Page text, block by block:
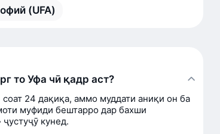
(UFA)
то Уфа чӣ қадр аст?
24 дақиқа, аммо муддати аниқи он ба
муфиди бештарро дар бахши
кунед.